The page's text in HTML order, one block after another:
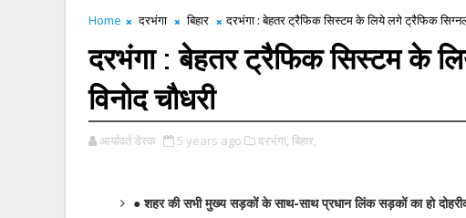
Home दरभंगा बिहार दरभंगा : बेहतर ट्रैफिक सिस्टम के लिये लगे ट्रैफिक सिग्नल
दरभंगा : बेहतर ट्रैफिक सिस्टम के
विनोद चौधरी
आर्यावर्त डेस्क 5 years ago दरभंगा, बिहार,
● शहर की सभी मुख्य सड़कों के साथ-साथ प्रधान लिंक सड़कों का हो